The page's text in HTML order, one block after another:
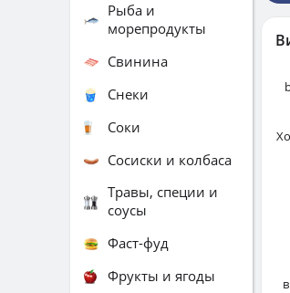
Рыба и
морепродукты
Свинина
Снеки
Соки
Сосиски и колбаса
Травы, специи и
соусы
Фаст-фуд
Фрукты и ягоды